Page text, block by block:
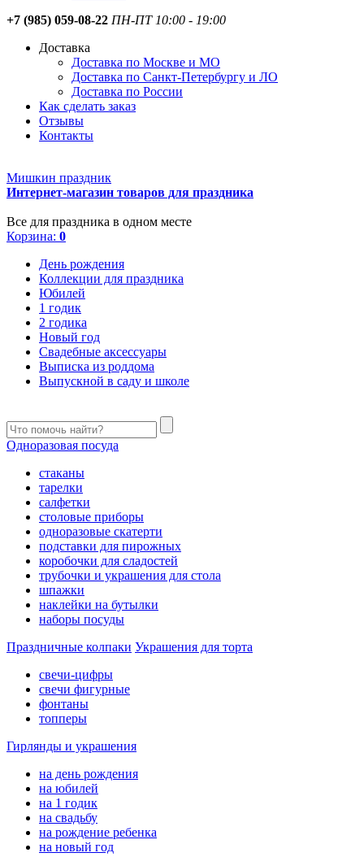
+7 (985) 059-08-22 ПН-ПТ 10:00 - 19:00
Доставка
Доставка по Москве и МО
Доставка по Санкт-Петербургу и ЛО
Доставка по России
Как сделать заказ
Отзывы
Контакты
Мишкин праздник
Интернет-магазин товаров для праздника
Все для праздника в одном месте
Корзина: 0
День рождения
Коллекции для праздника
Юбилей
1 годик
2 годика
Новый год
Свадебные аксессуары
Выписка из роддома
Выпускной в саду и школе
Одноразовая посуда
стаканы
тарелки
салфетки
столовые приборы
одноразовые скатерти
подставки для пирожных
коробочки для сладостей
трубочки и украшения для стола
шпажки
наклейки на бутылки
наборы посуды
Праздничные колпаки Украшения для торта
свечи-цифры
свечи фигурные
фонтаны
топперы
Гирлянды и украшения
на день рождения
на юбилей
на 1 годик
на свадьбу
на рождение ребенка
на новый год